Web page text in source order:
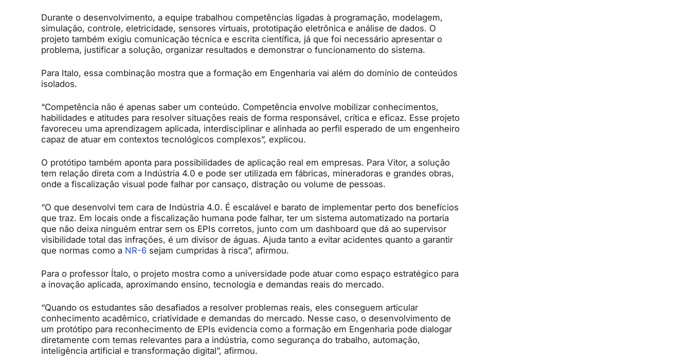
Durante o desenvolvimento, a equipe trabalhou competências ligadas à programação, modelagem,
simulação, controle, eletricidade, sensores virtuais, prototipação eletrônica e análise de dados. O
projeto também exigiu comunicação técnica e escrita científica, já que foi necessário apresentar o
problema, justificar a solução, organizar resultados e demonstrar o funcionamento do sistema.
Para Italo, essa combinação mostra que a formação em Engenharia vai além do domínio de conteúdos
isolados.
“Competência não é apenas saber um conteúdo. Competência envolve mobilizar conhecimentos,
habilidades e atitudes para resolver situações reais de forma responsável, crítica e eficaz. Esse projeto
favoreceu uma aprendizagem aplicada, interdisciplinar e alinhada ao perfil esperado de um engenheiro
capaz de atuar em contextos tecnológicos complexos”, explicou.
O protótipo também aponta para possibilidades de aplicação real em empresas. Para Vitor, a solução
tem relação direta com a Indústria 4.0 e pode ser utilizada em fábricas, mineradoras e grandes obras,
onde a fiscalização visual pode falhar por cansaço, distração ou volume de pessoas.
“O que desenvolvi tem cara de Indústria 4.0. É escalável e barato de implementar perto dos benefícios
que traz. Em locais onde a fiscalização humana pode falhar, ter um sistema automatizado na portaria
que não deixa ninguém entrar sem os EPIs corretos, junto com um dashboard que dá ao supervisor
visibilidade total das infrações, é um divisor de águas. Ajuda tanto a evitar acidentes quanto a garantir
que normas como a NR-6 sejam cumpridas à risca”, afirmou.
Para o professor Ítalo, o projeto mostra como a universidade pode atuar como espaço estratégico para
a inovação aplicada, aproximando ensino, tecnologia e demandas reais do mercado.
“Quando os estudantes são desafiados a resolver problemas reais, eles conseguem articular
conhecimento acadêmico, criatividade e demandas do mercado. Nesse caso, o desenvolvimento de
um protótipo para reconhecimento de EPIs evidencia como a formação em Engenharia pode dialogar
diretamente com temas relevantes para a indústria, como segurança do trabalho, automação,
inteligência artificial e transformação digital”, afirmou.